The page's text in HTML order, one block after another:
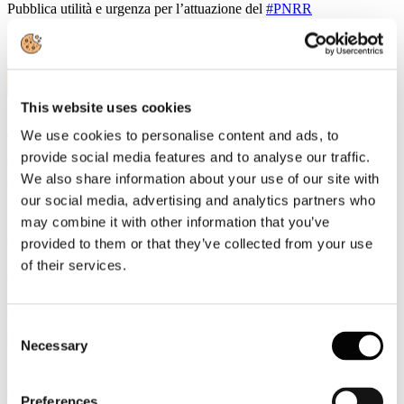
This website uses cookies
We use cookies to personalise content and ads, to
provide social media features and to analyse our traffic.
We also share information about your use of our site with
our social media, advertising and analytics partners who
may combine it with other information that you’ve
provided to them or that they’ve collected from your use
of their services.
Selection
Necessary
Pubblica utilità e urgenza per l’attuazione del #PNRR
22 luglio 2021 ore 11.00 in streaming "Il
ruolo della Federazione Carta Grafica
nella transizione ecologica e digitale"
Giovedì 22 luglio, alle ore 11.00, si terrà l'Assemblea pubblica di
Federazione Carta Grafica "Il ruolo della Federazione Carta Grafica
Marchi, già Presidente della Federazione Carta Grafica, presenterà
il nuovo Presidente
strategiche di Federazione nell’ambito della transizione ecologica e